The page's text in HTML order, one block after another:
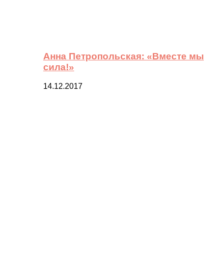
Анна Петропольская: «Вместе мы
сила!»
14.12.2017